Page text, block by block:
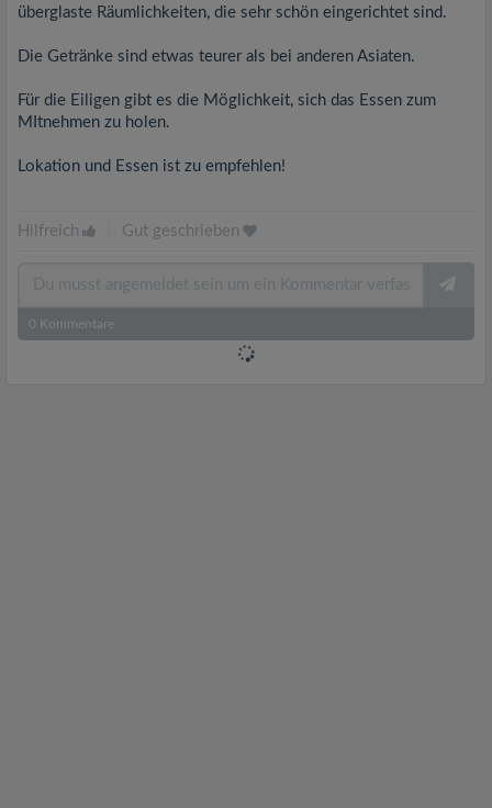
überglaste Räumlichkeiten, die sehr schön eingerichtet sind.
Die Getränke sind etwas teurer als bei anderen Asiaten.
Für die Eiligen gibt es die Möglichkeit, sich das Essen zum
MItnehmen zu holen.
Lokation und Essen ist zu empfehlen!
Hilfreich Gut geschrieben
0 Kommentare